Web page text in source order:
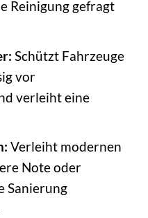
Reinigung gefragt
Schützt Fahrzeuge
vor
verleiht eine
Verleiht modernen
Note oder
Sanierung